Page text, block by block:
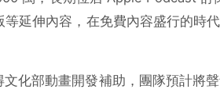
延伸內容， 在免費內容盛行的時代
化部動畫開發補助， 團隊預計將